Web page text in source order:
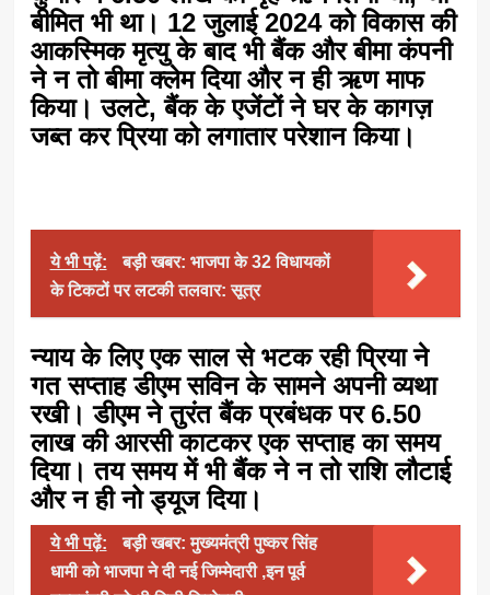
बीमित भी था। 12 जुलाई 2024 को विकास की
आकस्मिक मृत्यु के बाद भी बैंक और बीमा कंपनी
ने न तो बीमा क्लेम दिया और न ही ऋण माफ
किया। उलटे, बैंक के एजेंटों ने घर के कागज़
जब्त कर प्रिया को लगातार परेशान किया।
ये भी पढ़ें:
बड़ी खबर: भाजपा के 32 विधायकों
के टिकटों पर लटकी तलवार: सूत्र
न्याय के लिए एक साल से भटक रही प्रिया ने
गत सप्ताह डीएम सविन के सामने अपनी व्यथा
रखी। डीएम ने तुरंत बैंक प्रबंधक पर 6.50
लाख की आरसी काटकर एक सप्ताह का समय
दिया। तय समय में भी बैंक ने न तो राशि लौटाई
और न ही नो ड्यूज दिया।
ये भी पढ़ें:
बड़ी खबर: मुख्यमंत्री पुष्कर सिंह
धामी को भाजपा ने दी नई जिम्मेदारी ,इन पूर्व